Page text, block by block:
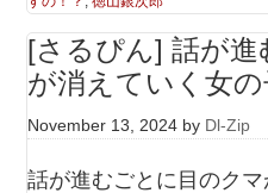
[さるぴん] 話が
が消えていく女
November 13, 2024 by Dl-Zip
話が進むごとに目のク